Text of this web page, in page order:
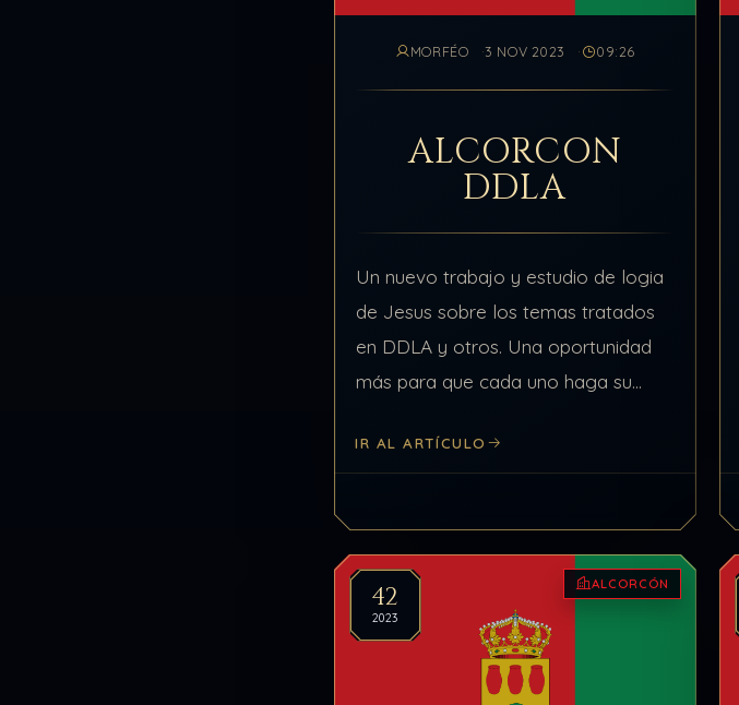
MORFÉO 3 NOV 2023 09:26
ALCORCON
DDLA
Un nuevo trabajo y estudio de logia
de Jesus sobre los temas tratados
en DDLA y otros. Una oportunidad
más para que cada uno haga su
quiere, y si…
IR AL ARTÍCULO
42
2023
ALCORCÓN